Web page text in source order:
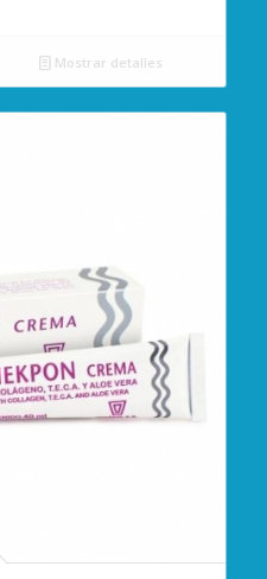
Mostrar detalles